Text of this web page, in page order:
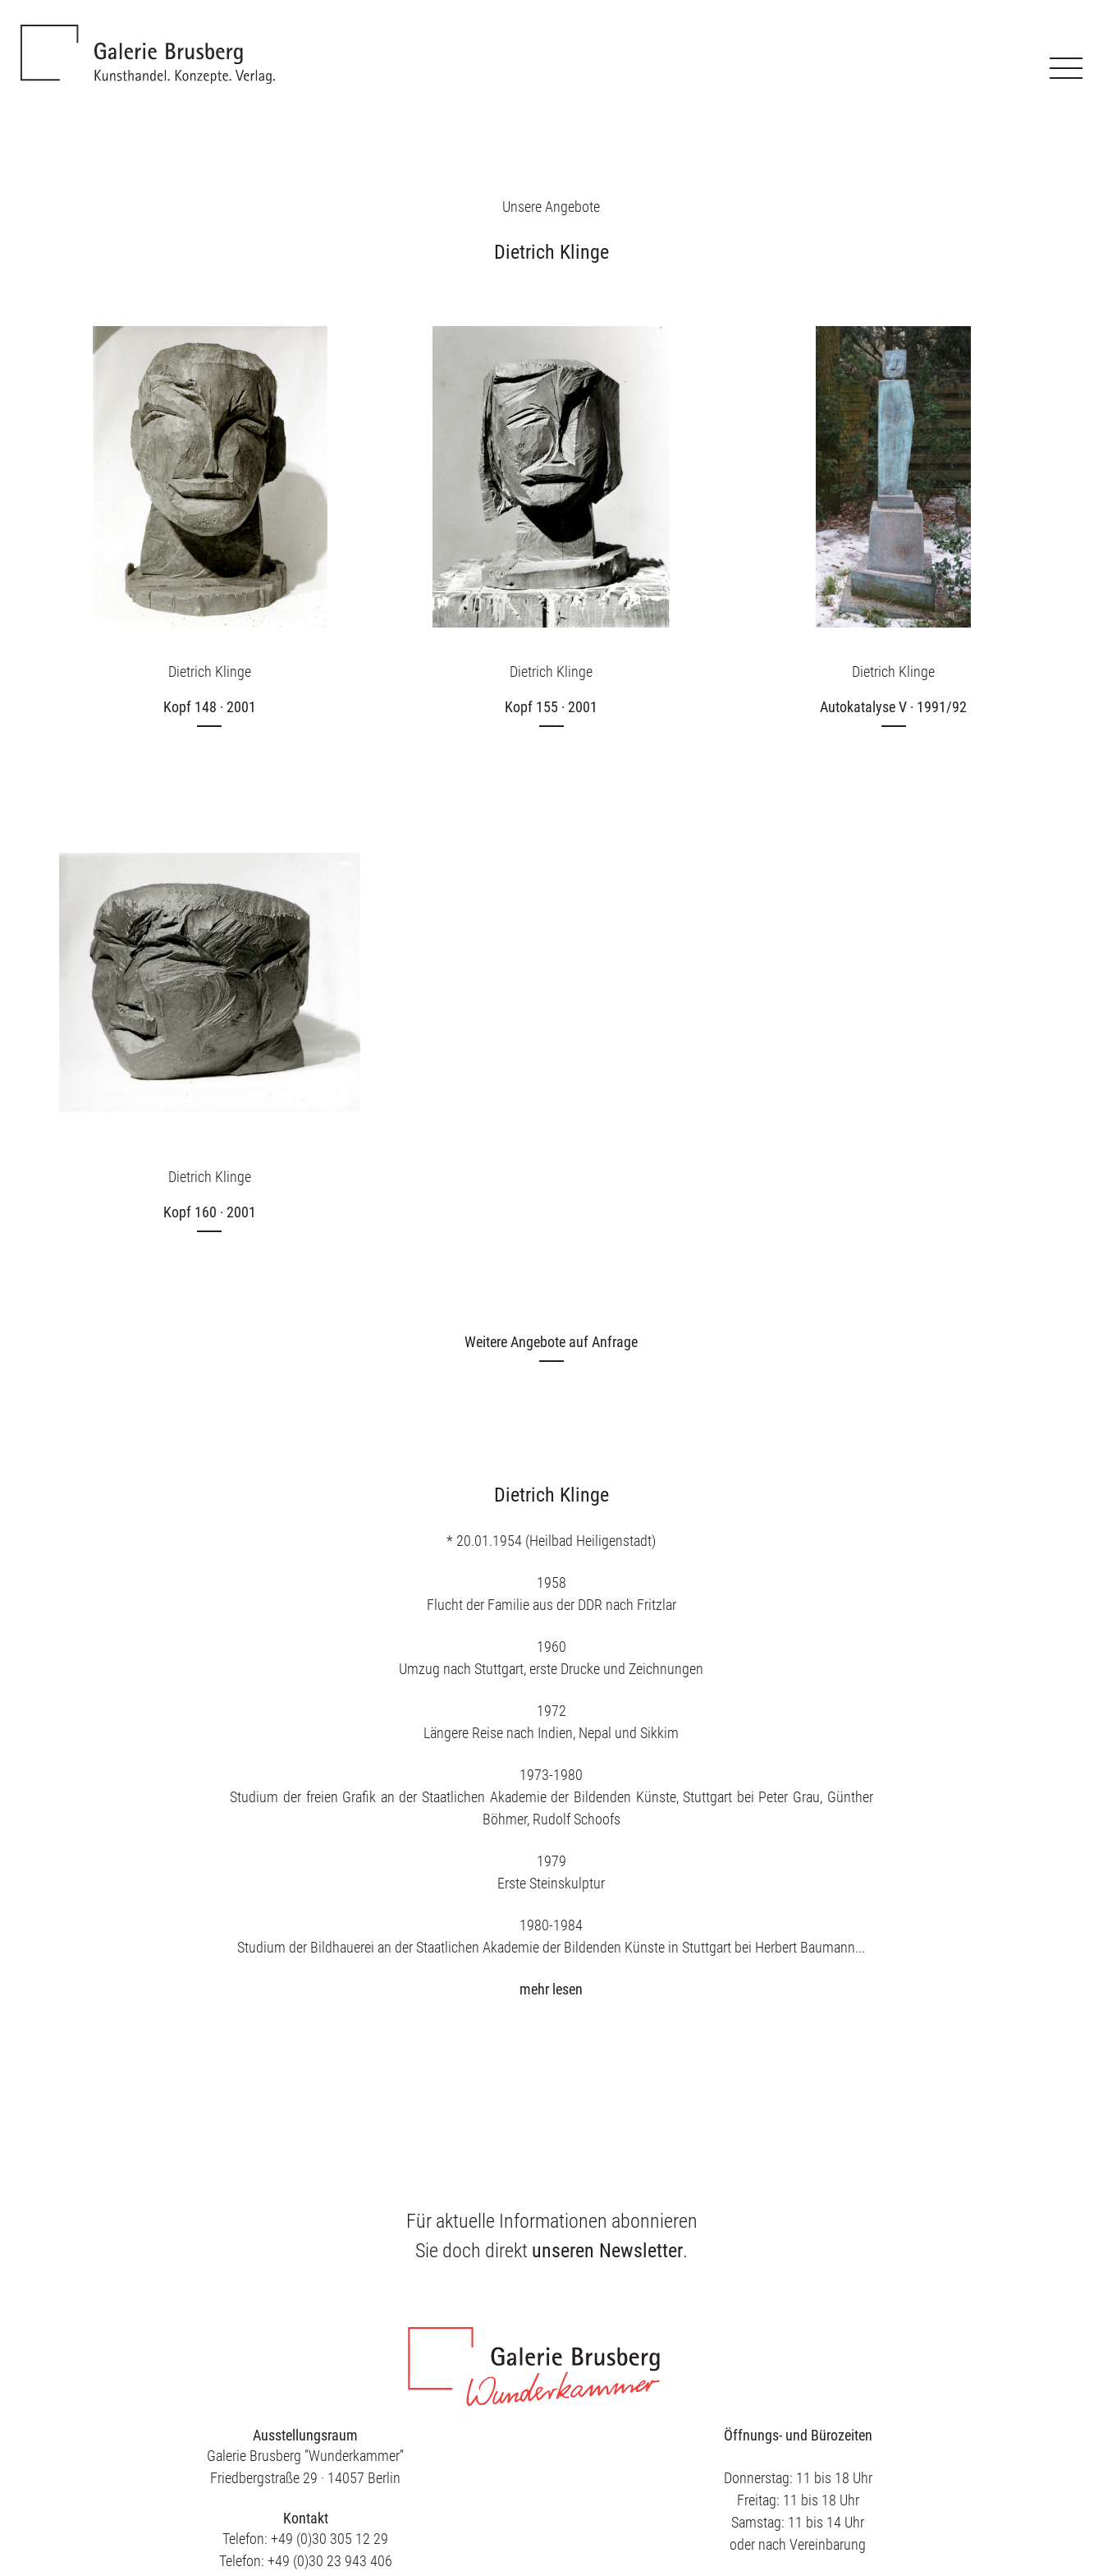
Aktuelles
Publikationen
Unsere Angebote
Dietrich Klinge
Dietrich Klinge
Kopf 148 · 2001
Dietrich Klinge
Kopf 155 · 2001
Dietrich Klinge
Autokatalyse V · 1991/92
Dietrich Klinge
Kopf 160 · 2001
Weitere Angebote auf Anfrage
Dietrich Klinge
* 20.01.1954 (Heilbad Heiligenstadt)
1958
Flucht der Familie aus der DDR nach Fritzlar
1960
Umzug nach Stuttgart, erste Drucke und Zeichnungen
1972
Längere Reise nach Indien, Nepal und Sikkim
1973-1980
Studium der freien Grafik an der Staatlichen Akademie der Bildenden Künste, Stuttgart bei Peter Grau, Günther
Böhmer, Rudolf Schoofs
1979
Erste Steinskulptur
1980-1984
Studium der Bildhauerei an der Staatlichen Akademie der Bildenden Künste in Stuttgart bei Herbert Baumann...
mehr lesen
Für aktuelle Informationen abonnieren
Sie doch direkt unseren Newsletter.
Ausstellungsraum
Galerie Brusberg ”Wunderkammer”
Friedbergstraße 29 · 14057 Berlin
Kontakt
Telefon: +49 (0)30 305 12 29
Telefon: +49 (0)30 23 943 406
Öffnungs- und Bürozeiten
Donnerstag: 11 bis 18 Uhr
Freitag: 11 bis 18 Uhr
Samstag: 11 bis 14 Uhr
oder nach Vereinbarung